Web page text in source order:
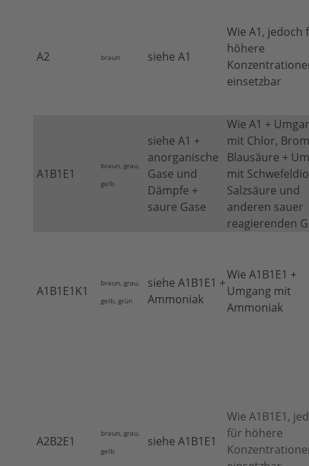
A2 braun siehe A1
Wie A1, jedoch
höhere
einsetzbar
A1B1E1
braun, grau,
gelb
siehe A1 +
anorganische
Gase und
Dämpfe +
saure Gase
Wie A1 +
mit Chlor,
Blausäure +
mit
Salzsäure und
anderen sauer
reagierenden
A1B1E1K1
braun, grau,
gelb, grün
siehe A1B1E1 +
Ammoniak
Wie A1B1E1 +
Umgang mit
Ammoniak
A2B2E1
braun, grau,
gelb
siehe A1B1E1
Wie A1B1E1,
für höhere